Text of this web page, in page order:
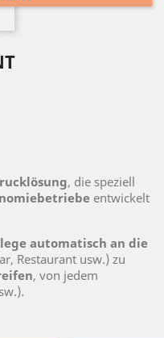
, die speziell
entwickelt
automatisch an die
Restaurant usw.) zu
, von jedem